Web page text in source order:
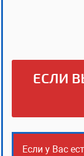
ЕСЛИ
Если у Вас